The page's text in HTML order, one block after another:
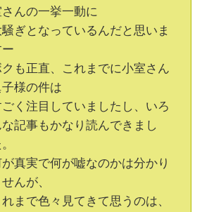
んの一挙一動に
騒ぎとなっているんだと思いま
も正直、これまでに小室さん
子様の件は
く注目していましたし、いろ
な記事もかなり読んできまし
真実で何が嘘なのかは分かり
せんが、
れまで色々見てきて思うのは、